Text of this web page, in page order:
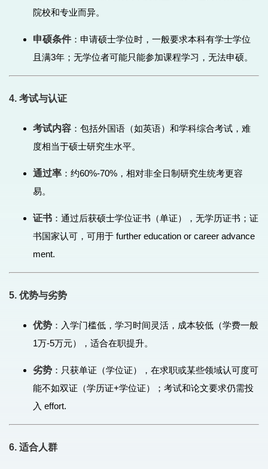
院校和专业而异。
申硕条件：申请硕士学位时，一般要求本科有学士学位
且满3年；无学位者可能只能参加课程学习，无法申硕。
4. 考试与认证
考试内容 ：包括外国语（如英语）和学科综合考试，难
度相当于硕士研究生水平。
通过率 ：约60%-70%，相对非全日制研究生统考更容
易。
证书 ：通过后获硕士学位证书（单证），无学历证书；证
书国家认可，可用于 further education or career advance
ment.
5. 优势与劣势
优势 ：入学门槛低，学习时间灵活，成本较低（学费一般
1万-5万元），适合在职提升。
劣势 ：只获单证（学位证），在求职或某些领域认可度可
能不如双证（学历证+学位证）；考试和论文要求仍需投
入 effort.
6. 适合人群